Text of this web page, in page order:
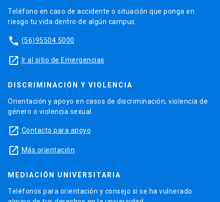
Teléfono en caso de accidente o situación que ponga en
riesgo tu vida dentro de algún campus.
phone (56)95504 5000
launch Ir al sitio de Emergencias
DISCRIMINACIÓN Y VIOLENCIA
Orientación y apoyo en casos de discriminación, violencia de
género o violencia sexual.
launch Contacto para apoyo
launch Más orientación
MEDIACIÓN UNIVERSITARIA
Teléfonos para orientación y consejo si se ha vulnerado